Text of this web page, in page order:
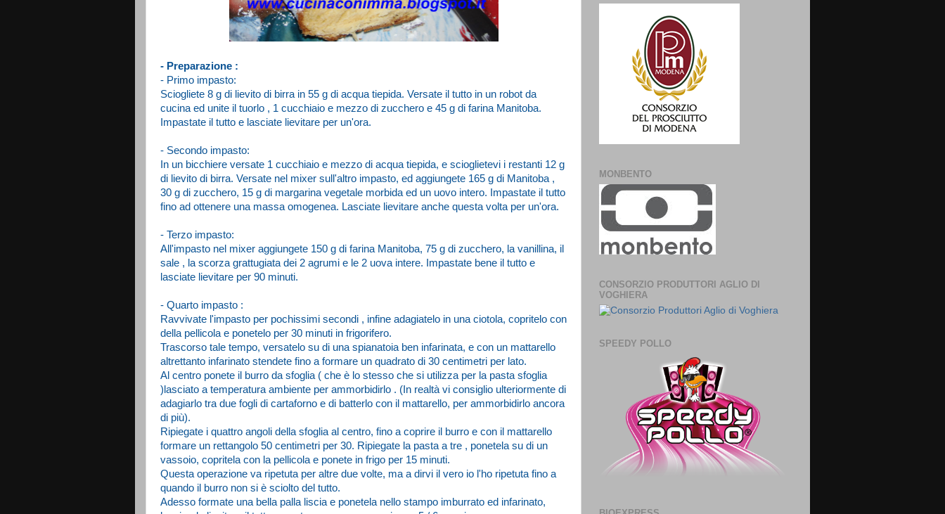
- Preparazione :
- Primo impasto:
Sciogliete 8 g di lievito di birra in 55 g di acqua tiepida. Versate il tutto in un robot da
cucina ed unite il tuorlo , 1 cucchiaio e mezzo di zucchero e 45 g di farina Manitoba.
Impastate il tutto e lasciate lievitare per un'ora.
- Secondo impasto:
In un bicchiere versate 1 cucchiaio e mezzo di acqua tiepida, e scioglietevi i restanti 12 g
di lievito di birra. Versate nel mixer sull'altro impasto, ed aggiungete 165 g di Manitoba ,
30 g di zucchero, 15 g di margarina vegetale morbida ed un uovo intero. Impastate il tutto
fino ad ottenere una massa omogenea. Lasciate lievitare anche questa volta per un'ora.
- Terzo impasto:
All'impasto nel mixer aggiungete 150 g di farina Manitoba, 75 g di zucchero, la vanillina, il
sale , la scorza grattugiata dei 2 agrumi e le 2 uova intere. Impastate bene il tutto e
lasciate lievitare per 90 minuti.
- Quarto impasto :
Ravvivate l'impasto per pochissimi secondi , infine adagiatelo in una ciotola, copritelo con
della pellicola e ponetelo per 30 minuti in frigorifero.
Trascorso tale tempo, versatelo su di una spianatoia ben infarinata, e con un mattarello
altrettanto infarinato stendete fino a formare un quadrato di 30 centimetri per lato.
Al centro ponete il burro da sfoglia ( che è lo stesso che si utilizza per la pasta sfoglia
)lasciato a temperatura ambiente per ammorbidirlo . (In realtà vi consiglio ulteriormente di
adagiarlo tra due fogli di cartaforno e di batterlo con il mattarello, per ammorbidirlo ancora
di più).
Ripiegate i quattro angoli della sfoglia al centro, fino a coprire il burro e con il mattarello
formare un rettangolo 50 centimetri per 30. Ripiegate la pasta a tre , ponetela su di un
vassoio, copritela con la pellicola e ponete in frigo per 15 minuti.
Questa operazione va ripetuta per altre due volte, ma a dirvi il vero io l'ho ripetuta fino a
quando il burro non si è sciolto del tutto.
Adesso formate una bella palla liscia e ponetela nello stampo imburrato ed infarinato,
MONBENTO
CONSORZIO PRODUTTORI AGLIO DI
VOGHIERA
SPEEDY POLLO